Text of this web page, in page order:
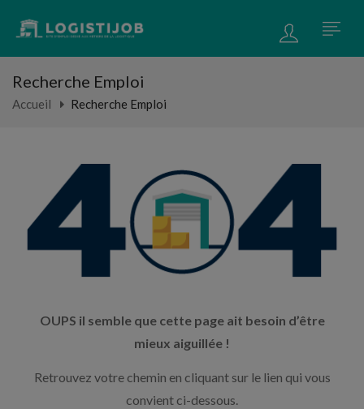
Recherche Emploi
Accueil Recherche Emploi
OUPS il semble que cette page ait besoin d’être
mieux aiguillée !
Retrouvez votre chemin en cliquant sur le lien qui vous
convient ci-dessous.